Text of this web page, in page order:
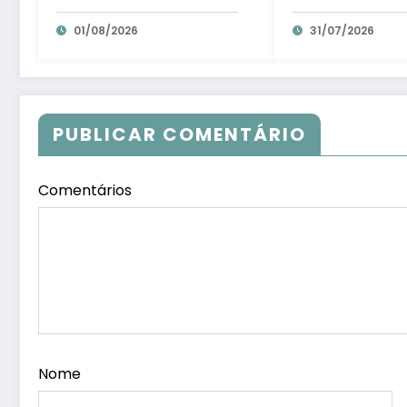
gratuita e distribui 250
litros de suco em Santa
01/08/2026
colonização
com tradição e
polenta – Em
31/07/2026
PUBLICAR COMENTÁRIO
Comentários
Nome